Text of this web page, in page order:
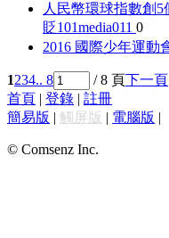
人民幣環球指數創
貶101media011 0
2016 國際少年運動
1234.. 8 / 8 頁下一頁
首頁 | 登錄 | 註冊
簡易版 | 觸屏版 | 電腦版 |
© Comsenz Inc.